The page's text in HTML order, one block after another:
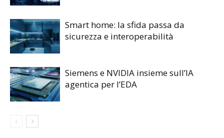
Smart home: la sfida passa da
sicurezza e interoperabilità
Siemens e NVIDIA insieme sull’IA
agentica per l’EDA